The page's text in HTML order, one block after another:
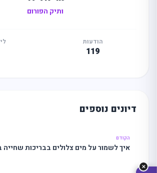
ותיק הפורום
הודעות
119
דיונים נוספים
הקודם
איך לשמור על מים צלולים בבריכות שחייה
✕